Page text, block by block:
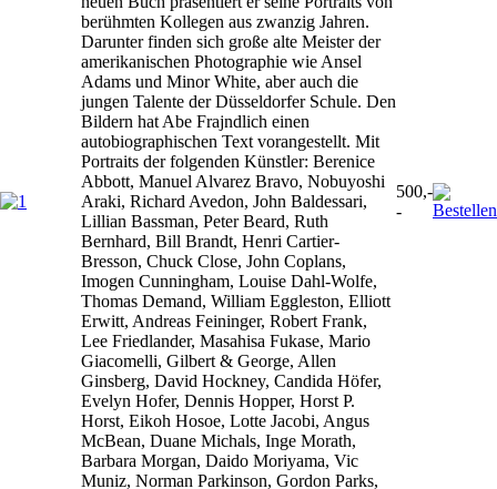
berühmten Kollegen aus zwanzig Jahren.
Darunter finden sich große alte Meister der
amerikanischen Photographie wie Ansel
Adams und Minor White, aber auch die
jungen Talente der Düsseldorfer Schule. Den
Bildern hat Abe Frajndlich einen
autobiographischen Text vorangestellt. Mit
Portraits der folgenden Künstler: Berenice
Abbott, Manuel Alvarez Bravo, Nobuyoshi
Araki, Richard Avedon, John Baldessari,
Lillian Bassman, Peter Beard, Ruth
Bernhard, Bill Brandt, Henri Cartier-
Bresson, Chuck Close, John Coplans,
Imogen Cunningham, Louise Dahl-Wolfe,
Thomas Demand, William Eggleston, Elliott
Erwitt, Andreas Feininger, Robert Frank,
Lee Friedlander, Masahisa Fukase, Mario
Giacomelli, Gilbert & George, Allen
Ginsberg, David Hockney, Candida Höfer,
Evelyn Hofer, Dennis Hopper, Horst P.
Horst, Eikoh Hosoe, Lotte Jacobi, Angus
McBean, Duane Michals, Inge Morath,
Barbara Morgan, Daido Moriyama, Vic
Muniz, Norman Parkinson, Gordon Parks,
500,-
-